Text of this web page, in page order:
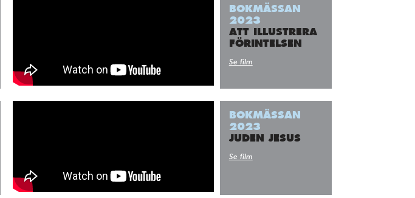
BOKMÄSSAN
2023
ATT ILLUSTRERA
FÖRINTELSEN
Se film
BOKMÄSSAN
2023
JUDEN JESUS
Se film